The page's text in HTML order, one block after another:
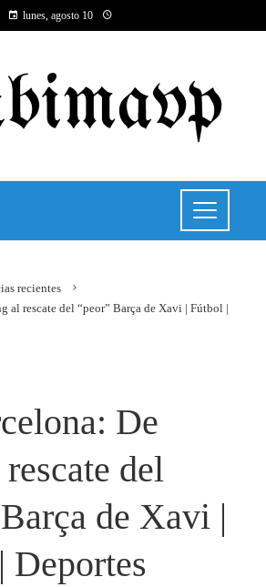
lunes, agosto 10
recientes
al rescate del “peor” Barça de Xavi | Fútbol |
De
del
de Xavi |
Deportes